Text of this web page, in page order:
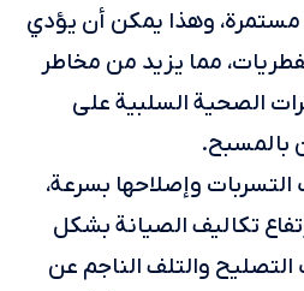
مستمرة، وهذا يمكن أن يؤدي
مما يزيد من مخاطر
الصحية السلبية على
بالمسبح.
التسربات وإصلاحها بسرعة،
تكاليف الصيانة بشكل
والتلف الناجم عن